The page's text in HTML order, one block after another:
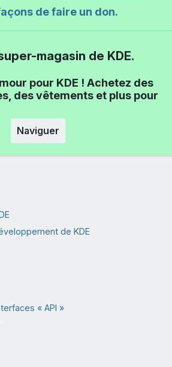
de faire un don.
magasin de KDE.
pour KDE ! Achetez des
des vêtements et plus pour
Naviguer
de KDE
« API »